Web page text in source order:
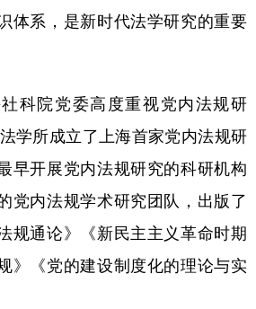
体系，是新时代法学研究的重要
院党委高度重视党内法规研
学所成立了上海首家党内法规研
早开展党内法规研究的科研机构
党内法规学术研究团队，出版了
规通论》《新民主主义革命时期
》《党的建设制度化的理论与实